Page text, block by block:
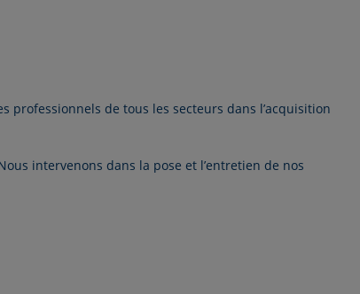
professionnels de tous les secteurs dans l’acquisition
intervenons dans la pose et l’entretien de nos